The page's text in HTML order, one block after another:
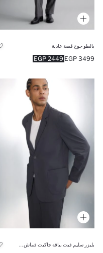
بالطو جوخ قصة عادية
2449 EGP 3499 EGP